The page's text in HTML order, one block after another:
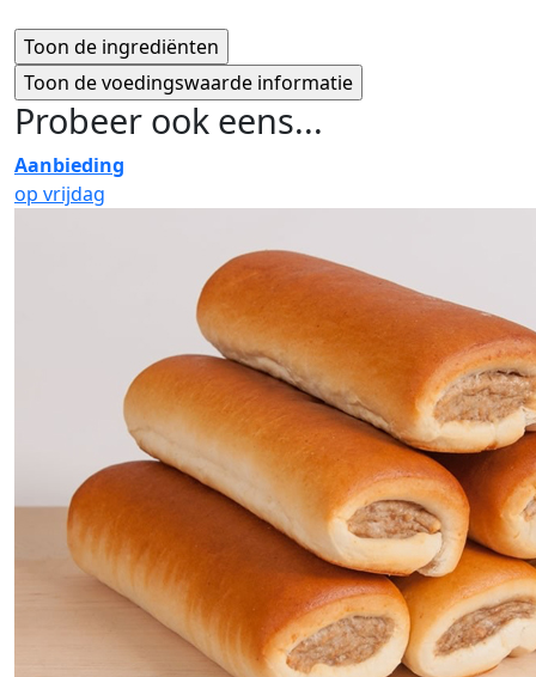
Probeer ook eens...
Aanbieding
op vrijdag